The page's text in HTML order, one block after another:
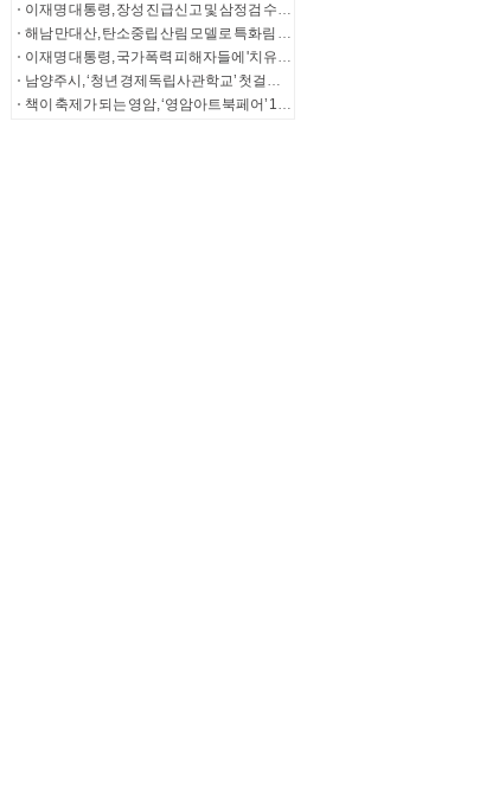
이재명 대통령, 장성 진급신고 및 삼정검 수치수여
해남 만대산, 탄소중립 산림 모델로 특화림 조성
이재명 대통령, 국가폭력 피해자들에 '치유와 명예 회복' 정부 의지 전달
남양주시, ‘청년 경제독립사관학교’ 첫걸음… 청년창업가 자산성장 아카데미 참여자 모집
책이 축제가 되는 영암, ‘영암아트북페어’ 14일 개막